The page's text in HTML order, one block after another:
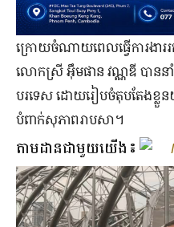
ក្រោយ​ចំណាយ​ពេល​ធ្វើការ​ង
លោកស្រី អ៊ឹមផាន វណ្ណឌី បាន​នាំ​
បរទេស ដោយ​រៀបចំ​តុបតែង​ខ្លួ
បំពាក់​សុភាព​រាបសា។
តាមដានជាមួយយើង៖